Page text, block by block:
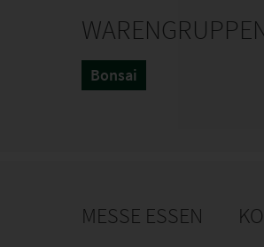
Bonsai
MESSE ESSEN